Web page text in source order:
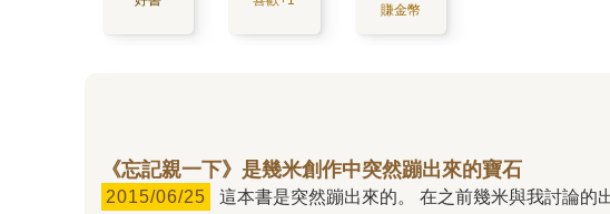
賺金幣
《忘記親一下》是幾米創作中突然蹦出來的寶石
2015/06/25
這本書是突然蹦出來的。 在之前幾米與我討論的出版計畫裡，從來沒有出現過這本書——雖然出版計畫也都只是參考而已，除非是確定拿到版權也翻